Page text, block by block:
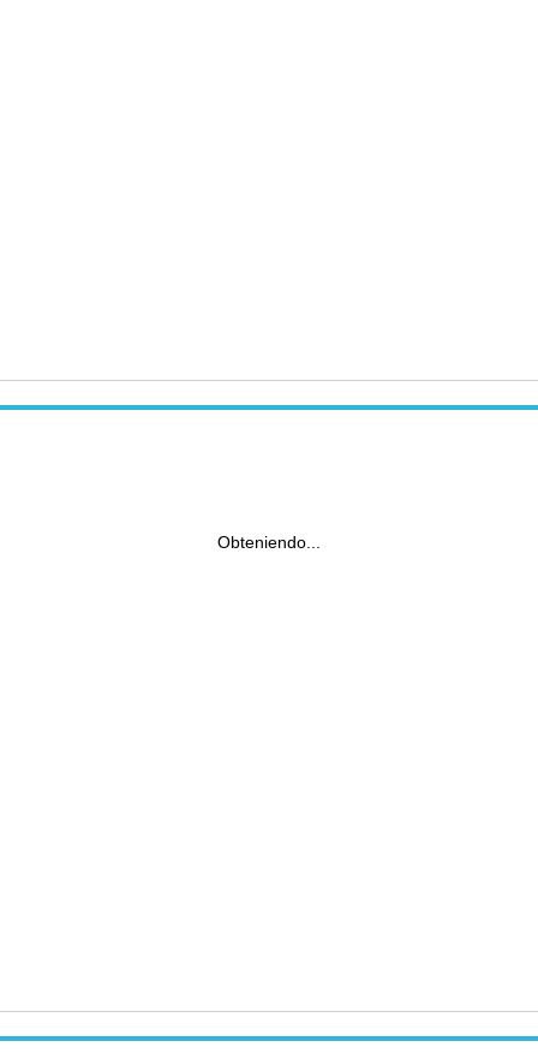
Obteniendo...